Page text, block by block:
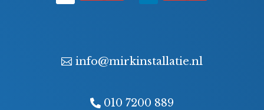
info@mirkinstallatie.nl
010 7200 889